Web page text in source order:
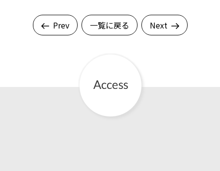
Prev 一覧に戻る Next